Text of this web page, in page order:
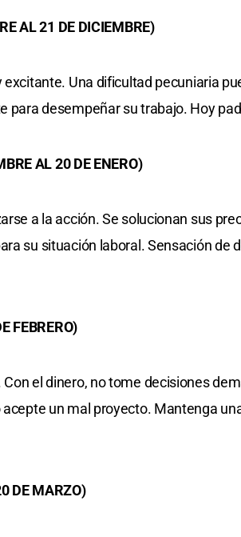
AL 21 DE DICIEMBRE)
Una dificultad pecuniaria
para desempeñar su trabajo. Hoy
AL 20 DE ENERO)
a la acción. Se solucionan sus
su situación laboral. Sensación de
FEBRERO)
el dinero, no tome decisiones
un mal proyecto. Mantenga
DE MARZO)